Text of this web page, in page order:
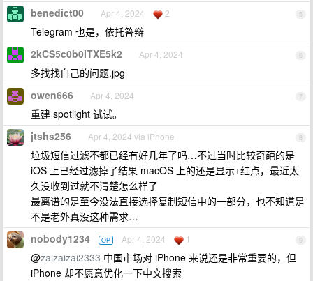
5
benedict00 Apr 4, 2024 2
Telegram 也是，依托答辩
6
2kCS5c0b0ITXE5k2 Apr 4, 2024
多找找自己的问题.jpg
7
owen666 Apr 4, 2024
重建 spotlight 试试。
8
jtshs256 Apr 4, 2024 via iPhone
垃圾短信过滤不都已经有好几年了吗…不过当时比较奇葩的是
iOS 上已经过滤掉了结果 macOS 上的还是显示+红点，最近太
久没收到过就不清楚怎么样了
最离谱的是至今没法直接选择复制短信中的一部分，也不知道是
不是老外真没这种需求…
9
nobody1234 OP Apr 4, 2024 1
@zaizaizai2333 中国市场对 iPhone 来说还是非常重要的，但
iPhone 却不愿意优化一下中文搜索